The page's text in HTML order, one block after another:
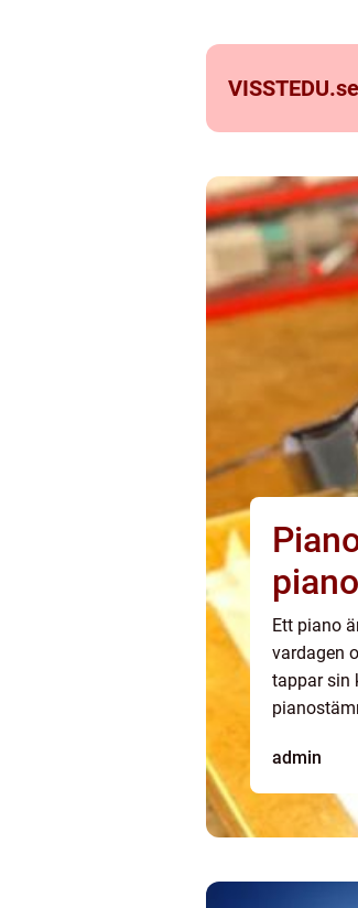
VISSTEDU.se
Ett piano
vardagen
tappar sin
mekaniken
admin